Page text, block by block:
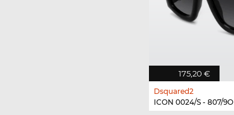
175,20 €
Dsquared2
ICON 0024/S - 807/9O